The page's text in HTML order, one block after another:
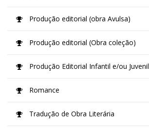
Produção editorial (obra Avulsa)
Produção editorial (Obra coleção)
Produção Editorial Infantil e/ou Juvenil
Romance
Tradução de Obra Literária